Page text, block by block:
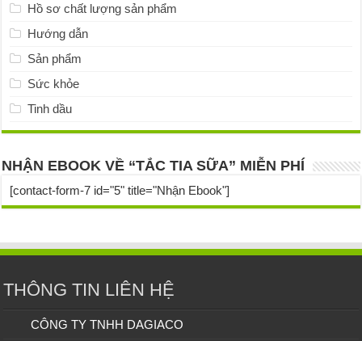
Hồ sơ chất lượng sản phẩm
Hướng dẫn
Sản phẩm
Sức khỏe
Tinh dầu
NHẬN EBOOK VỀ “TẮC TIA SỮA” MIỄN PHÍ
[contact-form-7 id="5" title="Nhận Ebook"]
THÔNG TIN LIÊN HỆ
CÔNG TY TNHH DAGIACO